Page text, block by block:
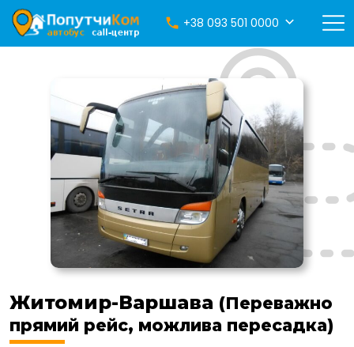
+38 093 501 0000
Житомир-Варшава (Переважно
прямий рейс, можлива пересадка)